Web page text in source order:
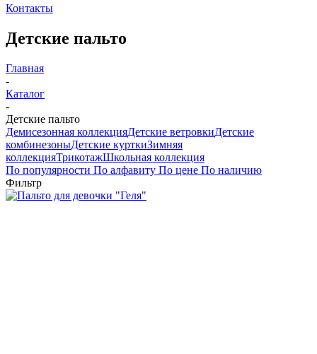
Контакты
Детские пальто
Главная
-
Каталог
-
Детские пальто
Демисезонная коллекцияДетские ветровкиДетские
комбинезоныДетские курткиЗимняя
коллекцияТрикотажШкольная коллекция
По популярности По алфавиту По цене По наличию
Фильтр